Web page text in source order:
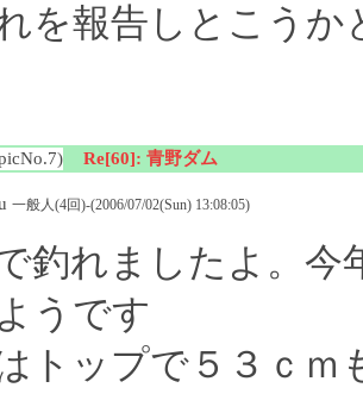
を報告しとこうか
Re[60]: 青野ダム
一般人(4回)-(2006/07/02(Sun) 13:08:05)
釣れましたよ。今
うです
トップで５３ｃｍ